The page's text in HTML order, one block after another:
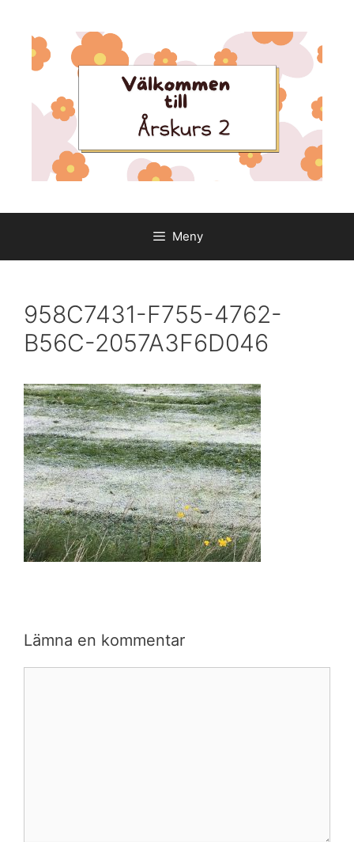
innehåll
Meny
958C7431-F755-4762-
B56C-2057A3F6D046
Lämna en kommentar